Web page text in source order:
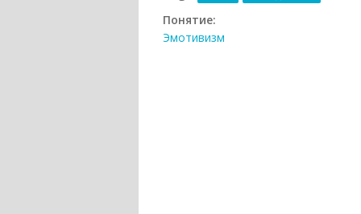
Понятие:
Эмотивизм